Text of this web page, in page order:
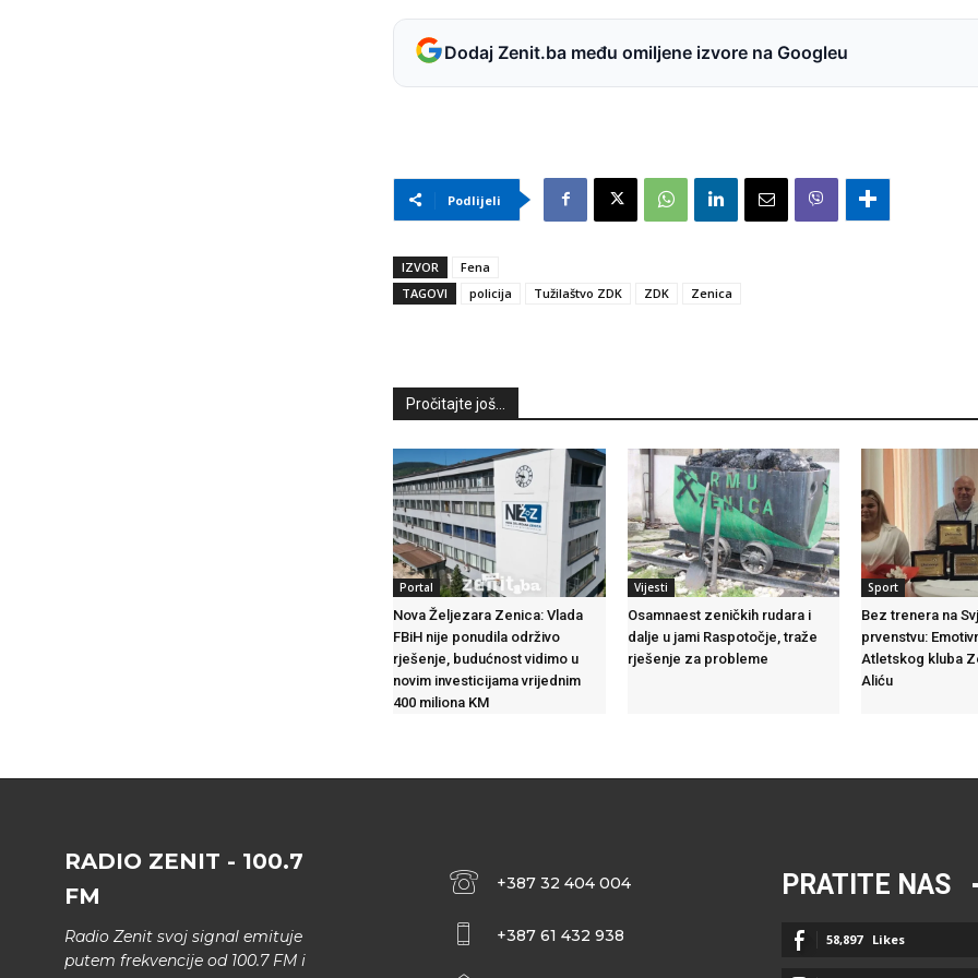
Dodaj Zenit.ba među omiljene izvore na Googleu
Podlijeli
IZVOR
Fena
TAGOVI
policija Tužilaštvo ZDK ZDK Zenica
Pročitajte još...
Portal
Nova Željezara Zenica: Vlada
FBiH nije ponudila održivo
rješenje, budućnost vidimo u
novim investicijama vrijednim
400 miliona KM
Vijesti
Osamnaest zeničkih rudara i
dalje u jami Raspotočje, traže
rješenje za probleme
Sport
Bez trenera na
prvenstvu:
Atletskog kluba
Aliću
RADIO ZENIT - 100.7
FM
Radio Zenit svoj signal emituje
putem frekvencije od 100.7 FM i
+387 32 404 004
+387 61 432 938
PRATITE NAS
58,897 Likes